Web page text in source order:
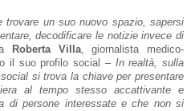
trovare un suo nuovo spazio, sapersi
decodificare le notizie invece di
Roberta Villa, giornalista medico-
il suo profilo social – In realtà, sulla
si trova la chiave per presentare
al tempo stesso accattivante e
di persone interessate e che non si